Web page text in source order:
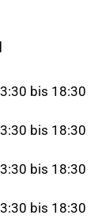
bis 18:30
bis 18:30
bis 18:30
bis 18:30